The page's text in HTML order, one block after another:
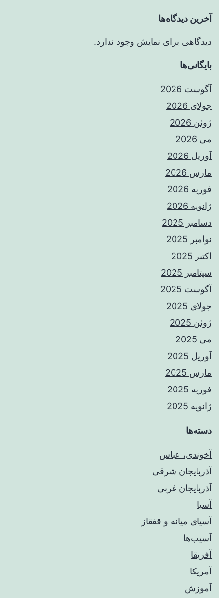
آخرین دیدگاه‌ها
دیدگاهی برای نمایش وجود ندارد.
بایگانی‌ها
آگوست 2026
جولای 2026
ژوئن 2026
می 2026
آوریل 2026
مارس 2026
فوریه 2026
ژانویه 2026
دسامبر 2025
نوامبر 2025
اکتبر 2025
سپتامبر 2025
آگوست 2025
جولای 2025
ژوئن 2025
می 2025
آوریل 2025
مارس 2025
فوریه 2025
ژانویه 2025
دسته‌ها
آخوندی، عباس
آذربایجان شرقی
آذربایجان غربی
آسیا
آسیای میانه و قفقاز
آسیب‌ها
آفریقا
آمریکا
آموزش